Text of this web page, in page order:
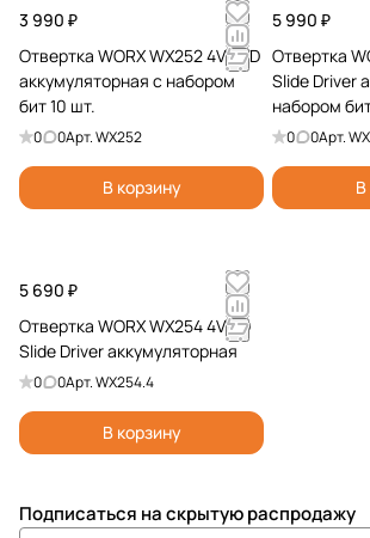
3 990 ₽
Отвертка WORX WX252 4V XTD
аккумуляторная с набором
бит 10 шт.
0 0Арт.WX252
В корзину
5 990 ₽
Отвертка
Slide Driver
набором
0 0Арт.
В
5 690 ₽
Отвертка WORX WX254 4V SD
Slide Driver аккумуляторная
0 0Арт.WX254.4
В корзину
Подписаться на скрытую распродажу